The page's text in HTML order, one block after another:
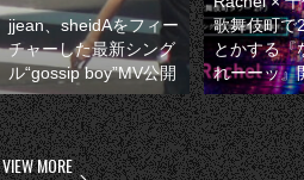
jjean、sheidAをフィー
チャーした最新シング
ル“gossip boy”MV公開
歌舞伎町で
とかする『
れーーッ』
VIEW MORE